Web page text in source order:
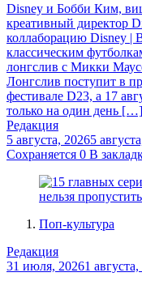
Disney и Бобби Ким,
креативный директор
коллаборацию Disney |
классическим
лонгслив с Микки
Лонгслив поступит в
фестивале D23, а 17
только на один день […]
Редакция
5 августа, 20265
Сохраняется 0 В
Поп-культура
Редакция
31 июля, 20261